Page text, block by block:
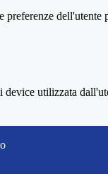
preferenze
device utilizzata